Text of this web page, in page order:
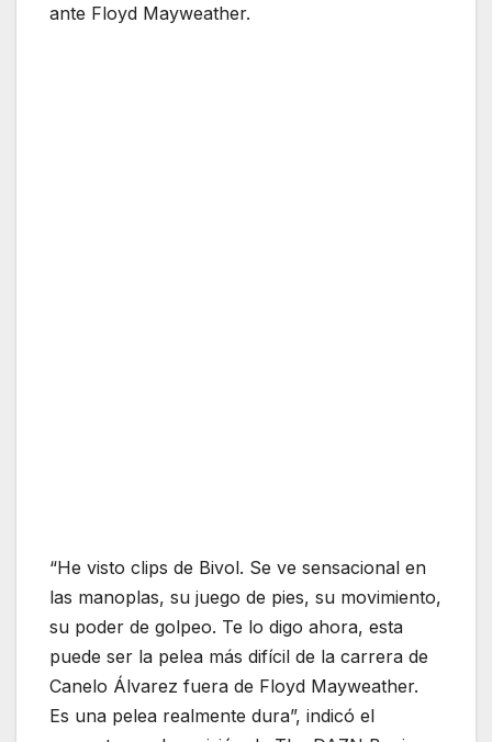
ante Floyd Mayweather.
“He visto clips de Bivol. Se ve sensacional en
las manoplas, su juego de pies, su movimiento,
su poder de golpeo. Te lo digo ahora, esta
puede ser la pelea más difícil de la carrera de
Canelo Álvarez fuera de Floyd Mayweather.
Es una pelea realmente dura”, indicó el